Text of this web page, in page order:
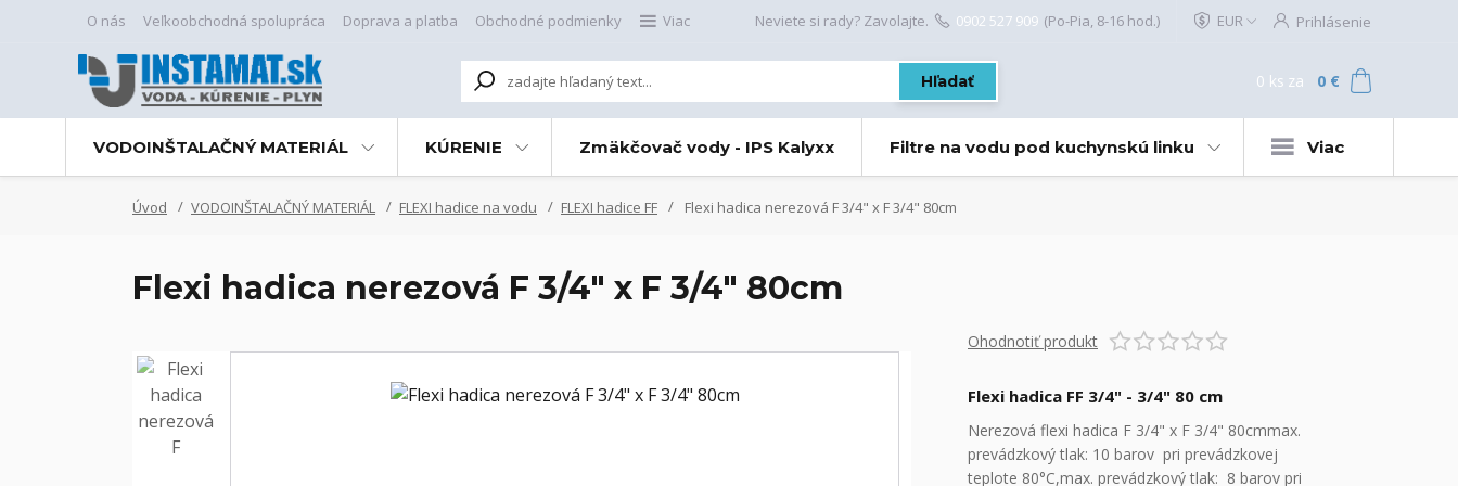
O nás Veľkoobchodná spolupráca Doprava a platba Obchodné podmienky Viac EUR Prihlásenie
Hľadať
Neviete si rady? Zavolajte. 0902 527 909 (Po-Pia, 8-16 hod.)
0 ks za 0 €
VODOINŠTALAČNÝ MATERIÁL KÚRENIE Zmäkčovač vody - IPS Kalyxx Filtre na vodu pod kuchynskú linku Viac
Úvod VODOINŠTALAČNÝ MATERIÁL FLEXI hadice na vodu FLEXI hadice FF Flexi hadica nerezová F 3/4" x F 3/4" 80cm
Flexi hadica nerezová F 3/4" x F 3/4" 80cm
Ohodnotiť produkt
Flexi hadica FF 3/4" - 3/4" 80 cm
Nerezová flexi hadica F 3/4" x F 3/4" 80cmmax.
prevádzkový tlak: 10 barov pri prevádzkovej
teplote 80°C,max. prevádzkový tlak: 8 barov pri